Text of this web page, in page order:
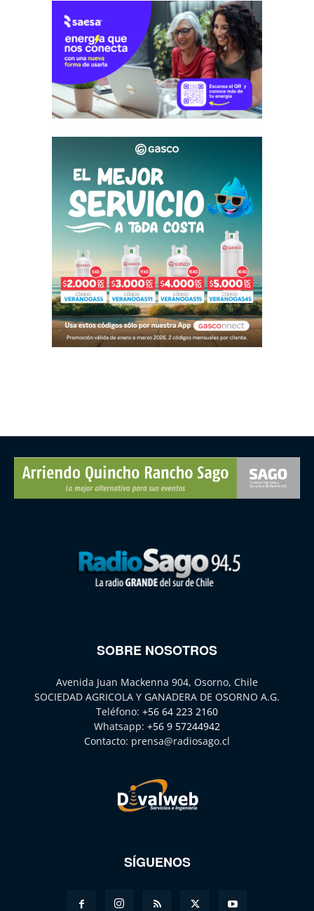
SOBRE NOSOTROS
Avenida Juan Mackenna 904, Osorno, Chile
SOCIEDAD AGRICOLA Y GANADERA DE OSORNO A.G.
Teléfono: +56 64 223 2160
Whatsapp: +56 9 57244942
Contacto: prensa@radiosago.cl
SÍGUENOS